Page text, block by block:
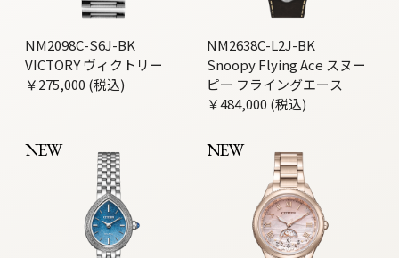
NM2098C-S6J-BK
VICTORY ヴィクトリー
￥275,000 (税込)
NM2638C-L2J-BK
Snoopy Flying Ace スヌー
ピー フライングエース
￥484,000 (税込)
NEW NEW